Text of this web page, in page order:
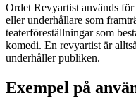
Ordet Revyartist används
eller underhållare som
teaterföreställningar som
komedi. En revyartist är
underhåller publiken.
Exempel på